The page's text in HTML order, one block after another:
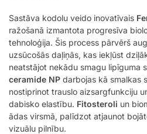
Sastāva kodolu veido inovatīvais
ražošanā izmantota progresīva
tehnoloģija. Šis process pārvērš
uzsūcošās daļiņās, kas iekļūst
neatstājot nekādu smagu lipīguma
ceramide NP darbojas kā smalkas
nostiprinot trauslo aizsargfunkciju
dabisko elastību. Fitosteroli un
ādas virsmā, palīdzot atjaunot
vizuālu pilnību.